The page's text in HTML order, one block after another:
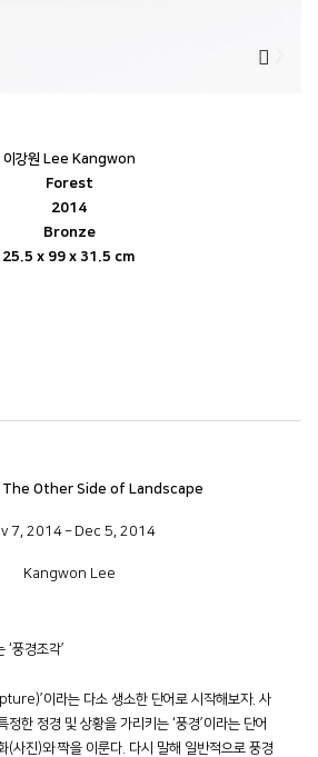
이강원 Lee Kangwon
Forest
2014
Bronze
25.5 x 99 x 31.5 cm
The Other Side of Landscape
7, 2014 – Dec 5, 2014
Kangwon Lee
풍경조각’
이라는 다소 생소한 단어로 시작해보자. 사
한 정경 및 상황을 가리키는 ‘풍경’이라는 단어
(사진)와 짝을 이룬다. 다시 말해 일반적으로 풍경